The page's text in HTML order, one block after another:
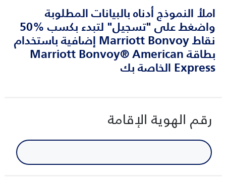
املأ النموذج أدناه بالبيانات المطلوبة
واضغط على "تسجيل" لتبدء بكسب %50
نقاط Marriott Bonvoy إضافية باستخدام
بطاقة Marriott Bonvoy® American
Express الخاصة بك
رقم الهوية الإقامة